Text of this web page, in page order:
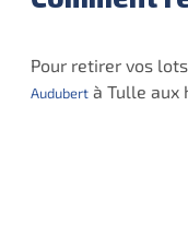
Pour retirer vos
Audubert à Tulle aux